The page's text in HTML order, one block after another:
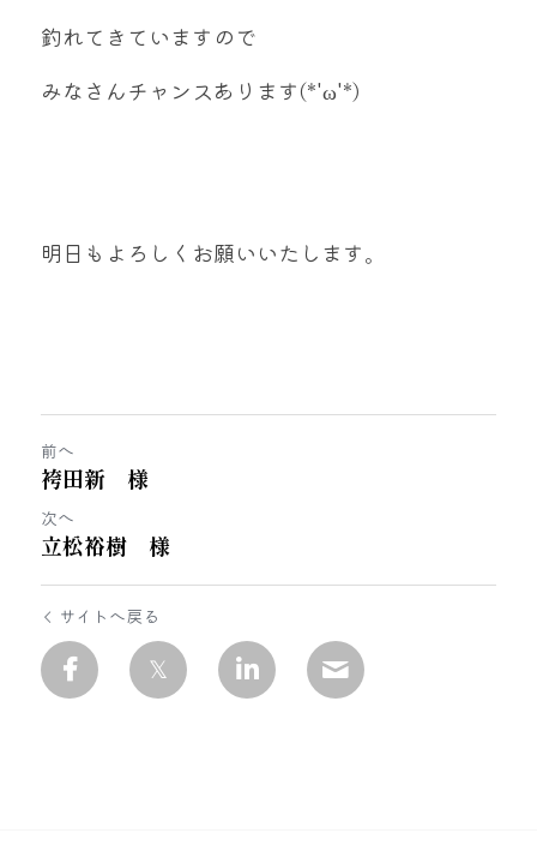
釣れてきていますので
みなさんチャンスあります(*'ω'*)
明日もよろしくお願いいたします。
前へ
袴田新 様
次へ
立松裕樹 様
サイトへ戻る